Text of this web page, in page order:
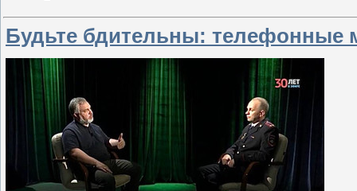
Будьте бдительны: телефонные